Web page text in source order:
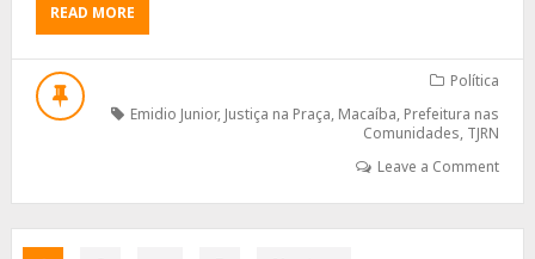
READ MOREABOUT
CASAMENTO
COMUNITÁRIO
3
Política
Emidio Junior, Justiça na Praça, Macaíba, Prefeitura nas
Comunidades, TJRN
Leave a Comment